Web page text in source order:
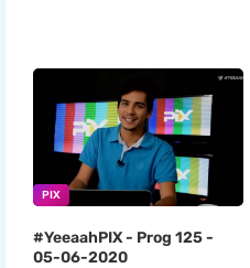
PIX
#YeeaahPIX - Prog 125 -
05-06-2020